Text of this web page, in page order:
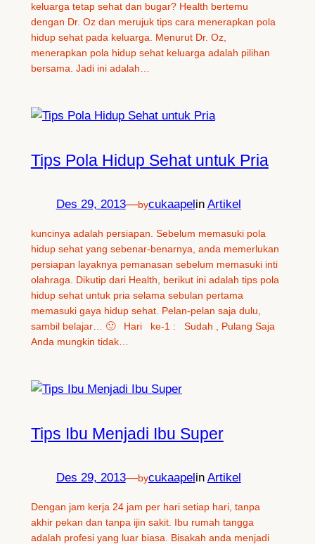
keluarga tetap sehat dan bugar? Health bertemu
dengan Dr. Oz dan merujuk tips cara menerapkan pola
hidup sehat pada keluarga. Menurut Dr. Oz,
menerapkan pola hidup sehat keluarga adalah pilihan
bersama. Jadi ini adalah…
Tips Pola Hidup Sehat untuk Pria
Des 29, 2013—bycukaapel in Artikel
kuncinya adalah persiapan. Sebelum memasuki pola
hidup sehat yang sebenar-benarnya, anda memerlukan
persiapan layaknya pemanasan sebelum memasuki inti
olahraga. Dikutip dari Health, berikut ini adalah tips pola
hidup sehat untuk pria selama sebulan pertama
memasuki gaya hidup sehat. Pelan-pelan saja dulu,
sambil belajar… 🙂 Hari ke-1 : Sudah , Pulang Saja
Anda mungkin tidak…
Tips Ibu Menjadi Ibu Super
Des 29, 2013—bycukaapelin Artikel
Dengan jam kerja 24 jam per hari setiap hari, tanpa
akhir pekan dan tanpa ijin sakit. Ibu rumah tangga
adalah profesi yang luar biasa. Bisakah anda menjadi